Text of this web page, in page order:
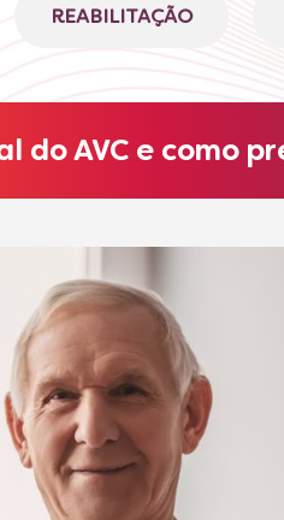
REABILITAÇÃO
do AVC e como